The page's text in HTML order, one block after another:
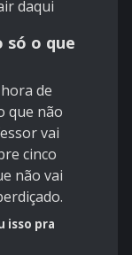
daqui
só o que
de
que não
vai
cinco
não vai
isso pra